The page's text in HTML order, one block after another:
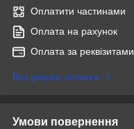
Оплатити частинами
Оплата на рахунок
Оплата за реквізитами
Всі умови оплати
Умови повернення